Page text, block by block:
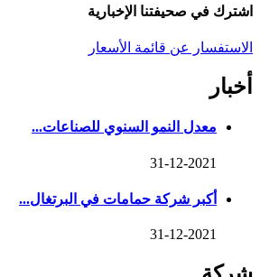
اشترك في صحيفتنا الإخبارية
الاستفسار عن قائمة الأسعار
أخبار
معدل النمو السنوي للصناعات...
31-12-2021
أكبر شركة حمامات في البرتغال...
31-12-2021